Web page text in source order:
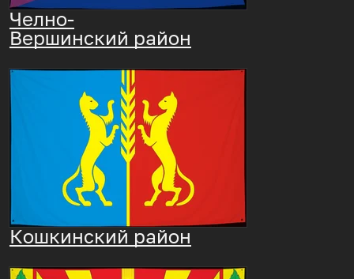
Челно-
Вершинский район
Кошкинский район